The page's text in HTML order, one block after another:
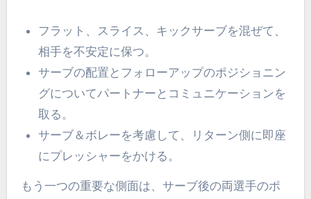
フラット、スライス、キックサーブを混ぜて、
相手を不安定に保つ。
サーブの配置とフォローアップのポジショニン
グについてパートナーとコミュニケーションを
取る。
サーブ＆ボレーを考慮して、リターン側に即座
にプレッシャーをかける。
もう一つの重要な側面は、サーブ後の両選手のポ